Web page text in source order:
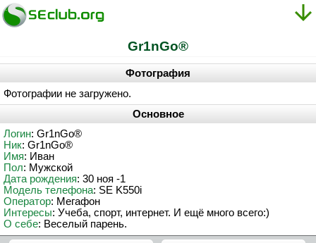
Gr1nGo®
Фотография
Фотографии не загружено.
Основное
Логин: Gr1nGo®
Ник: Gr1nGo®
Имя: Иван
Пол: Мужской
Дата рождения: 30 ноя -1
Модель телефона: SE K550i
Оператор: Мегафон
Интересы: Учеба, спорт, интернет. И ещё много всего:)
О себе: Веселый парень.